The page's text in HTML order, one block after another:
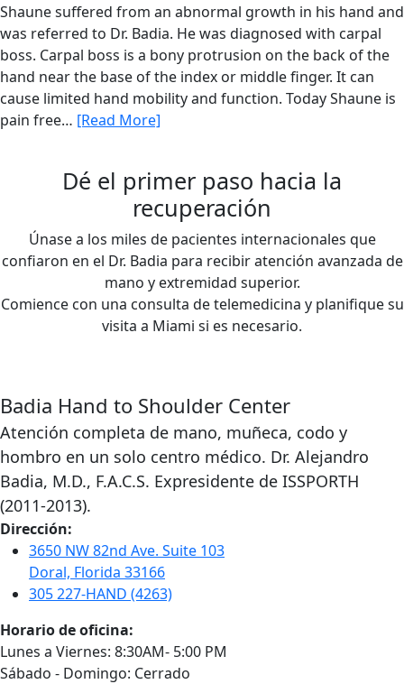
Shaune suffered from an abnormal growth in his hand and
was referred to Dr. Badia. He was diagnosed with carpal
boss. Carpal boss is a bony protrusion on the back of the
hand near the base of the index or middle finger. It can
cause limited hand mobility and function. Today Shaune is
pain free… [Read More]
Dé el primer paso hacia la
recuperación
Únase a los miles de pacientes internacionales que
confiaron en el Dr. Badia para recibir atención avanzada de
mano y extremidad superior.
Comience con una consulta de telemedicina y planifique su
visita a Miami si es necesario.
Badia Hand to Shoulder Center
Atención completa de mano, muñeca, codo y
hombro en un solo centro médico. Dr. Alejandro
Badia, M.D., F.A.C.S. Expresidente de ISSPORTH
(2011-2013).
Dirección:
3650 NW 82nd Ave. Suite 103
Doral, Florida 33166
305 227-HAND (4263)
Horario de oficina:
Lunes a Viernes: 8:30AM- 5:00 PM
Sábado - Domingo: Cerrado